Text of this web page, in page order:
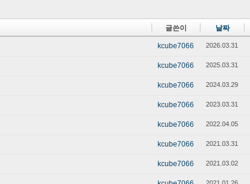
글쓴이 날짜
kcube7066 2026.03.31
kcube7066 2025.03.31
kcube7066 2024.03.29
kcube7066 2023.03.31
kcube7066 2022.04.05
kcube7066 2021.03.31
kcube7066 2021.03.02